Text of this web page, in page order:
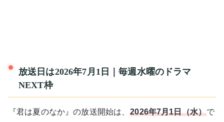
放送日は2026年7月1日｜毎週水曜のドラマ
NEXT枠
『君は夏のなか』の放送開始は、2026年7月1日（水）で